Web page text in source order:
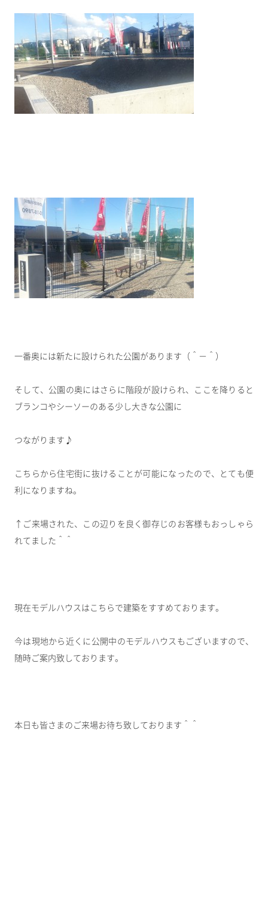
一番奥には新たに設けられた公園があります（＾－＾）
そして、公園の奥にはさらに階段が設けられ、ここを降りると
ブランコやシーソーのある少し大きな公園に
つながります♪
こちらから住宅街に抜けることが可能になったので、とても便
利になりますね。
↑ご来場された、この辺りを良く御存じのお客様もおっしゃら
れてました＾＾
現在モデルハウスはこちらで建築をすすめております。
今は現地から近くに公開中のモデルハウスもございますので、
随時ご案内致しております。
本日も皆さまのご来場お待ち致しております＾＾